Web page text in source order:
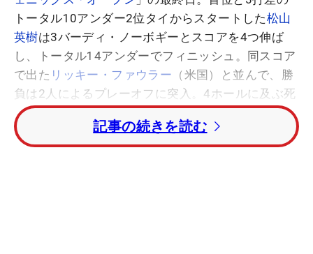
トータル10アンダー2位タイからスタートした松山
英樹は3バーディ・ノーボギーとスコアを4つ伸ば
し、トータル14アンダーでフィニッシュ。同スコア
で出た リッキー・ファウラー （米国）と並んで、勝
負は2人によるプレーオフに突入。4ホールに及ぶ死
闘を制しツアー2勝目を達成した。
リー、ファウラーとの最終日最終組で出た松山はス
記事の続きを読む